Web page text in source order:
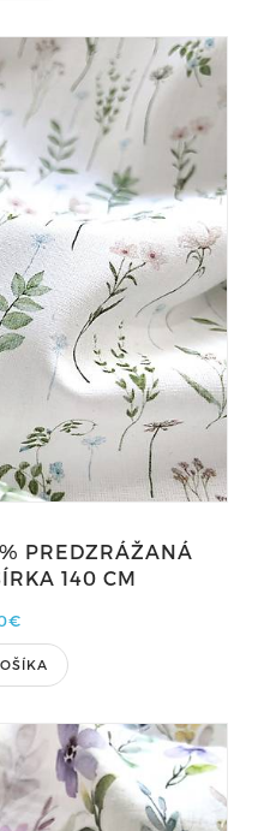
PREDZRÁŽANÁ
140 CM